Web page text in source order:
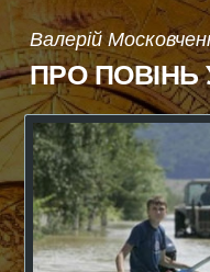
Валерій
ПРО ПОВІНЬ